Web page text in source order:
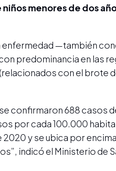
menores de dos
enfermedad —también
predominancia en las
con el brote
confirmaron 688 casos
por cada 100.000
y se ubica por
indicó el Ministerio de